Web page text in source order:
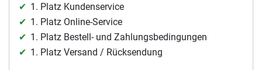
1. Platz Kundenservice
1. Platz Online-Service
1. Platz Bestell- und Zahlungsbedingungen
1. Platz Versand / Rücksendung